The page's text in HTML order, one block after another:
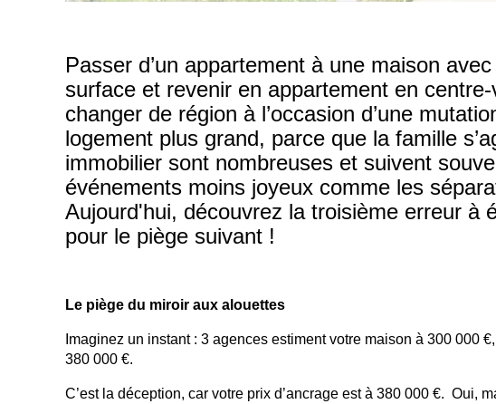
Passer d’un appartement à une maison
surface et revenir en appartement en
changer de région à l’occasion d’une
logement plus grand, parce que la famille
immobilier sont nombreuses et suivent
événements moins joyeux comme les
Aujourd'hui, découvrez la troisième erreur à
pour le piège suivant !
Le piège du miroir aux alouettes
Imaginez un instant : 3 agences estiment votre maison à 300 000
380 000 €.
C’est la déception, car votre prix d’ancrage est à 380 000 €. Oui,